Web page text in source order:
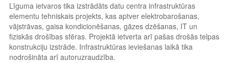
Līguma ietvaros tika izstrādāts datu centra infrastruktūras
elementu tehniskais projekts, kas aptver elektrobarošanas,
vājstrāvas, gaisa kondicionēšanas, gāzes dzēšanas, IT un
fiziskās drošības sfēras. Projektā ietverta arī pašas drošās telpas
konstrukciju izstrāde. Infrastruktūras ieviešanas laikā tika
nodrošināta arī autoruzraudzība.